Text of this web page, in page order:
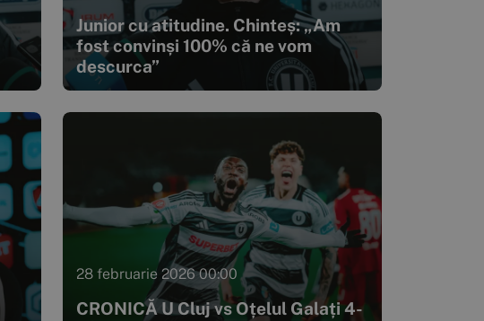
Junior cu atitudine. Chinteș: „Am
fost convinși 100% că ne vom
descurca”
28 februarie 2026 00:00
CRONICĂ U Cluj vs Oțelul Galați 4-